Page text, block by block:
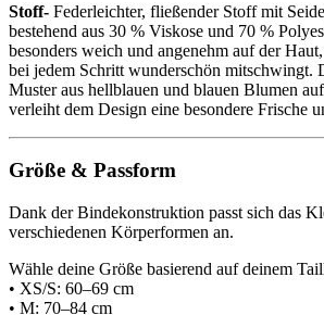
Stoff- Federleichter, fließender Stoff mit
bestehend aus 30 % Viskose und 70 %
besonders weich und angenehm auf der
bei jedem Schritt wunderschön mitschwingt.
Muster aus hellblauen und blauen Blumen
verleiht dem Design eine besondere Frische
Größe & Passform
Dank der Bindekonstruktion passt sich das
verschiedenen Körperformen an.
Wähle deine Größe basierend auf deinem
• XS/S: 60–69 cm
• M: 70–84 cm